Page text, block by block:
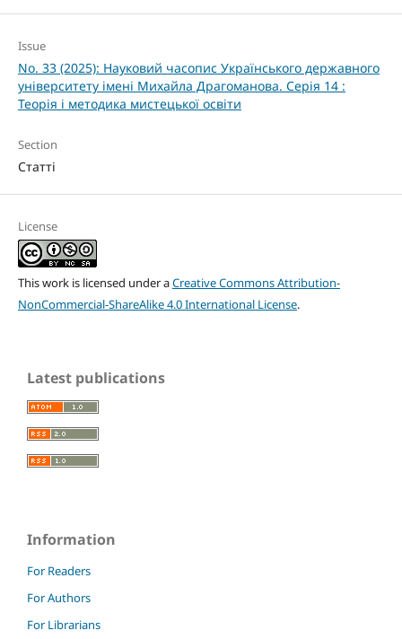
Issue
No. 33 (2025): Науковий часопис Українського державного
університету імені Михайла Драгоманова. Серія 14 :
Теорія і методика мистецької освіти
Section
Статті
License
This work is licensed under aCreative Commons Attribution-
NonCommercial-ShareAlike 4.0 International License.
Latest publications
Information
For Readers
For Authors
For Librarians